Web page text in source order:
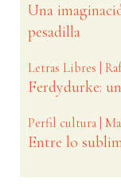
Una
pesadilla
Letras Libres |
Ferdydurke:
Perfil cultura |
Entre lo